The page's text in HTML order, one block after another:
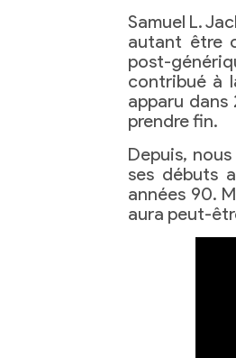
Samuel L.
autant être
post-
contribué à
apparu dans
prendre fin.
Depuis,
ses débuts
années 90.
aura peut-